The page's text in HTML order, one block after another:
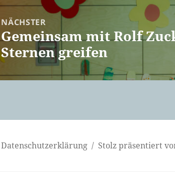
NÄCHSTER
Nächster
Beitrag:
Gemeinsam mit Rolf
Sternen greifen
Datenschutzerklärung Stolz präsentiert